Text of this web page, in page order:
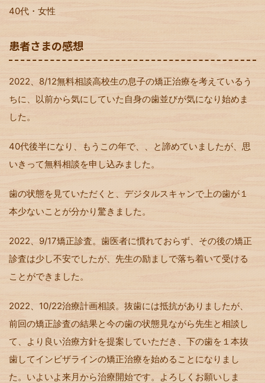
40代・女性
患者さまの感想
2022、8/12無料相談高校生の息子の矯正治療を考えているう
ちに、以前から気にしていた自身の歯並びが気になり始めま
した。
40代後半になり、もうこの年で、、と諦めていましたが、思
いきって無料相談を申し込みました。
歯の状態を見ていただくと、デジタルスキャンで上の歯が１
本少ないことが分かり驚きました。
2022、9/17矯正診査。歯医者に慣れておらず、その後の矯正
診査は少し不安でしたが、先生の励ましで落ち着いて受ける
ことができました。
2022、10/22治療計画相談。抜歯には抵抗がありましたが、
前回の矯正診査の結果と今の歯の状態見ながら先生と相談し
て、より良い治療方針を提案していただき、下の歯を１本抜
歯してインビザラインの矯正治療を始めることになりまし
た。いよいよ来月から治療開始です。よろしくお願いしま